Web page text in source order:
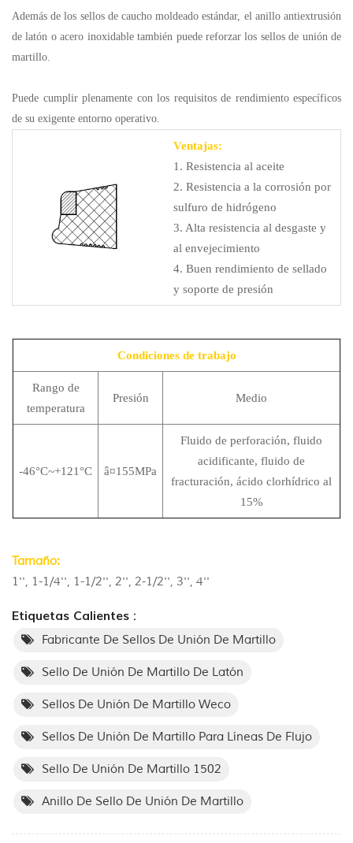
Además de los sellos de caucho moldeado estándar, el anillo antiextrusión
de latón o acero inoxidable también puede reforzar los sellos de unión de
martillo.
Puede cumplir plenamente con los requisitos de rendimiento específicos
de su exigente entorno operativo.
Ventajas:
1. Resistencia al aceite
2. Resistencia a la corrosión por
sulfuro de hidrógeno
3. Alta resistencia al desgaste y
al envejecimiento
4. Buen rendimiento de sellado
y soporte de presión
Condiciones de trabajo
Rango de
temperatura
Presión Medio
-46°C~+121°C â¤155MPa
Fluido de perforación, fluido
acidificante, fluido de
fracturación, ácido clorhídrico al
15%
Tamaño:
1'', 1-1/4'', 1-1/2'', 2'', 2-1/2'', 3'', 4''
Etiquetas Calientes :
Fabricante De Sellos De Unión De Martillo
Sello De Unión De Martillo De Latón
Sellos De Unión De Martillo Weco
Sellos De Unión De Martillo Para Líneas De Flujo
Sello De Unión De Martillo 1502
Anillo De Sello De Unión De Martillo